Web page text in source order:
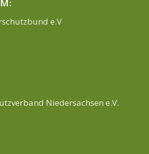
e.V
Niedersachsen e.V.